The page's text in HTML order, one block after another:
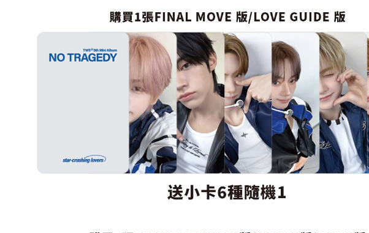
３．未成年的使用者請事先徵得法定代
「AFTEE先享後付」，若未經同意申辦
任。
４．使用「AFTEE先享後付」時，將依
即時審查核予不同之上限額度；若仍有
結果請求用戶進行身份認證。
５．嚴禁一人註冊多個帳號或使用他人
形，恩沛科技股份有限公司將有權停止
動。
每筆NT$200
付款後門市自取
免運費
亞洲國家/地區配送
北美國家/地區配送
歐洲國家/地區配送